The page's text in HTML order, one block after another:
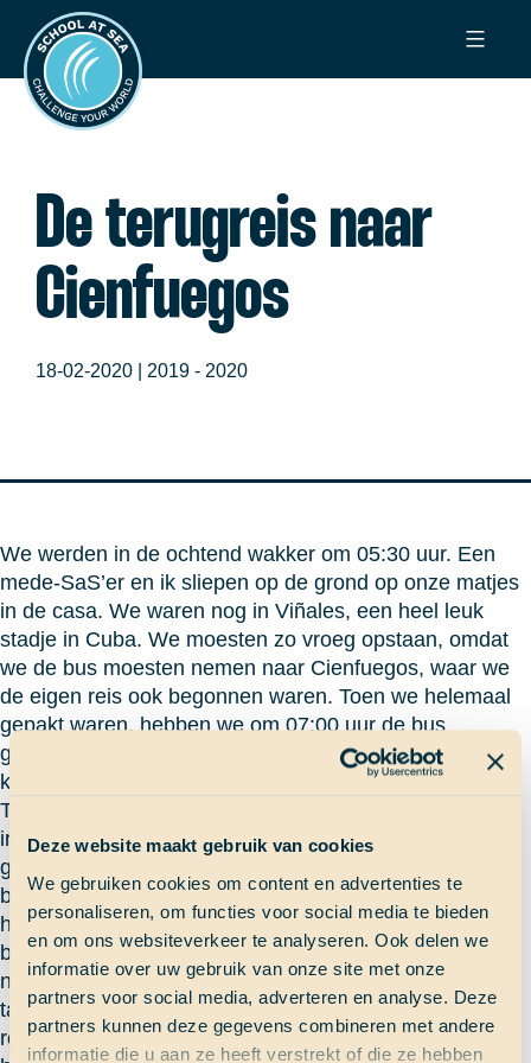
Deze website maakt gebruik van cookies
We gebruiken cookies om content en advertenties te
personaliseren, om functies voor social media te bieden
en om ons websiteverkeer te analyseren. Ook delen we
informatie over uw gebruik van onze site met onze
partners voor social media, adverteren en analyse. Deze
partners kunnen deze gegevens combineren met andere
informatie die u aan ze heeft verstrekt of die ze hebben
naar
inhoud
School
at
Sea
De terugreis naar
Cienfuegos
18-02-2020 | 2019 - 2020
We werden in de ochtend wakker om 05:30 uur. Een
mede-SaS’er en ik sliepen op de grond op onze matjes
in de casa. We waren nog in Viñales, een heel leuk
stadje in Cuba. We moesten zo vroeg opstaan, omdat
we de bus moesten nemen naar Cienfuegos, waar we
de eigen reis ook begonnen waren. Toen we helemaal
gepakt waren, hebben we om 07:00 uur de bus
genomen. Dit was ook de enige bus die we die dag
konden nemen.
Toen we na acht uur (!) in de bus eindelijk aankwamen
in Cienfuegos, hebben we eerst een nieuwe casa
gezocht. We hebben in totaal denk ik wel vier casa’s
bekeken en de laatste was het allerbeste. Het was een
heel ruime en schone casa, waar we allemaal in een
bed konden slapen en waar we zeker wel de laatste
nacht wilden doorbrengen. Toen we allemaal onze
tassen hadden neergezet en even hadden
rondgekeken, zijn we naar het marktje gegaan vlakbij